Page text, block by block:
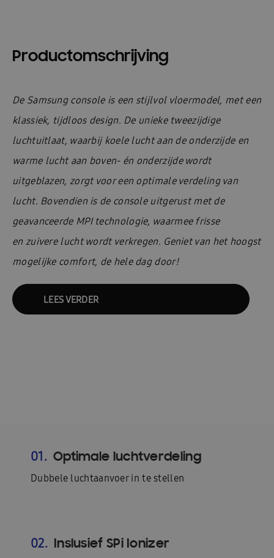
Productomschrijving
De Samsung console is een stijlvol vloermodel, met een
klassiek, tijdloos design. De unieke tweezijdige
luchtuitlaat, waarbijkoele lucht aan de onderzijde en
warme lucht aan boven- én onderzijde wordt
uitgeblazen, zorgt voor een optimaleverdeling van
lucht. Bovendien is de console uitgerust met de
geavanceerde MPI technologie, waarmee frisse
enzuivere lucht wordt verkregen. Geniet van het hoogst
mogelijke comfort, de hele dag door!
LEES VERDER
01. Optimale luchtverdeling
Dubbele luchtaanvoer in te stellen
02. Inslusief SPi Ionizer